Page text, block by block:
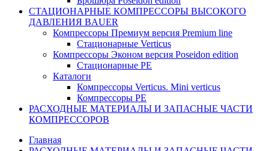
СТАЦИОНАРНЫЕ КОМПРЕССОРЫ ВЫСОКОГО
ДАВЛЕНИЯ BAUER
Компрессоры Премиум версия Premium line
Стационарные Verticus
Компрессоры Эконом версия Poseidon edition
Стационарные PE
Каталоги
Компрессоры Verticus. Mini verticus
Компрессоры PE
РАСХОДНЫЕ МАТЕРИАЛЫ И ЗАПАСНЫЕ ЧАСТИ
КОМПРЕССОРОВ
Главная